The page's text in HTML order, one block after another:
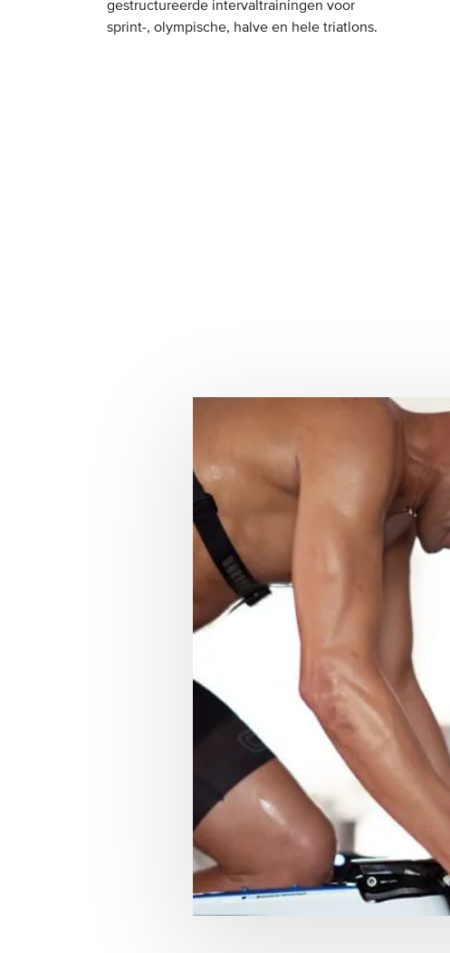
gestructureerde intervaltrainingen voor
sprint-, olympische, halve en hele triatlons.